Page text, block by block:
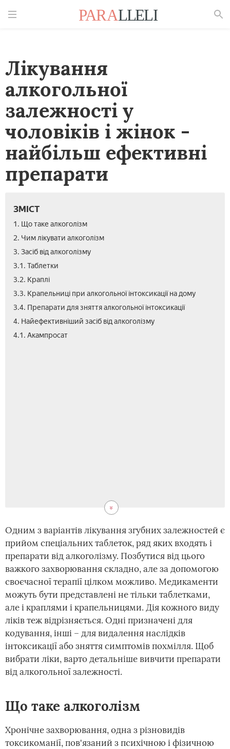
Лікування
алкогольної
залежності у
чоловіків і жінок -
найбільш ефективні
препарати
ЗМІСТ
1. Що таке алкоголізм
2. Чим лікувати алкоголізм
3. Засіб від алкоголізму
3.1. Таблетки
3.2. Краплі
3.3. Крапельниці при алкогольної інтоксикації на дому
3.4. Препарати для зняття алкогольної інтоксикації
4. Найефективніший засіб від алкоголізму
4.1. Акампросат
Одним з варіантів лікування згубних залежностей є
прийом спеціальних таблеток, ряд яких входять і
препарати від алкоголізму. Позбутися від цього
важкого захворювання складно, але за допомогою
своєчасної терапії цілком можливо. Медикаменти
можуть бути представлені не тільки таблетками,
але і краплями і крапельницями. Дія кожного виду
ліків теж відрізняється. Одні призначені для
кодування, інші – для видалення наслідків
інтоксикації або зняття симптомів похмілля. Щоб
вибрати ліки, варто детальніше вивчити препарати
від алкогольної залежності.
Що таке алкоголізм
Хронічне захворювання, одна з різновидів
токсикоманії, пов'язаний з психічною і фізичною